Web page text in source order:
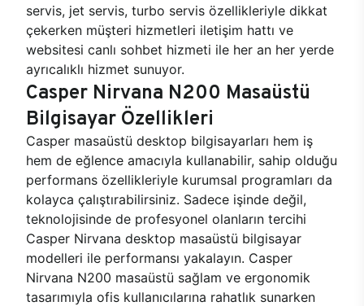
servis, jet servis, turbo servis özellikleriyle dikkat
çekerken müşteri hizmetleri iletişim hattı ve
websitesi canlı sohbet hizmeti ile her an her yerde
ayrıcalıklı hizmet sunuyor.
Casper Nirvana N200 Masaüstü
Bilgisayar Özellikleri
Casper masaüstü desktop bilgisayarları hem iş
hem de eğlence amacıyla kullanabilir, sahip olduğu
performans özellikleriyle kurumsal programları da
kolayca çalıştırabilirsiniz. Sadece işinde değil,
teknolojisinde de profesyonel olanların tercihi
Casper Nirvana desktop masaüstü bilgisayar
modelleri ile performansı yakalayın. Casper
Nirvana N200 masaüstü sağlam ve ergonomik
tasarımıyla ofis kullanıcılarına rahatlık sunarken